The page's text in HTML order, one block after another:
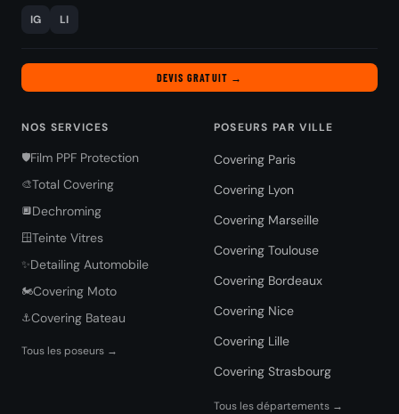
IG LI
DEVIS GRATUIT →
NOS SERVICES
🛡️Film PPF Protection
🎨Total Covering
🔲Dechroming
🪟Teinte Vitres
✨Detailing Automobile
🏍️Covering Moto
⚓Covering Bateau
Tous les poseurs →
POSEURS PAR VILLE
Covering Paris
Covering Lyon
Covering Marseille
Covering Toulouse
Covering Bordeaux
Covering Nice
Covering Lille
Covering Strasbourg
Tous les départements →